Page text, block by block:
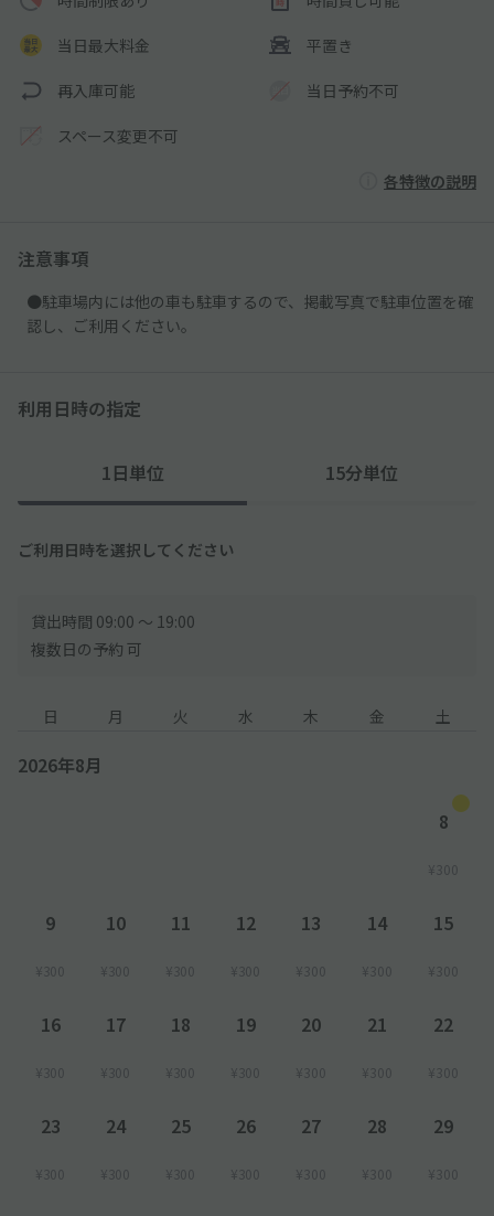
当日最大料金 平置き
再入庫可能 当日予約不可
スペース変更不可
各特徴の説明
注意事項
●駐車場内には他の車も駐車するので、掲載写真で駐車位置を確
認し、ご利用ください。
利用日時の指定
1日単位 15分単位
ご利用日時を選択してください
貸出時間 09:00 〜 19:00
複数日の予約 可
日 月 火 水 木 金 土
2026年8月
8
¥300
9
¥300
10
¥300
11
¥300
12
¥300
13
¥300
14
¥300
15
¥300
16
¥300
17
¥300
18
¥300
19
¥300
20
¥300
21
¥300
22
¥300
23
¥300
24
¥300
25
¥300
26
¥300
27
¥300
28
¥300
29
¥300